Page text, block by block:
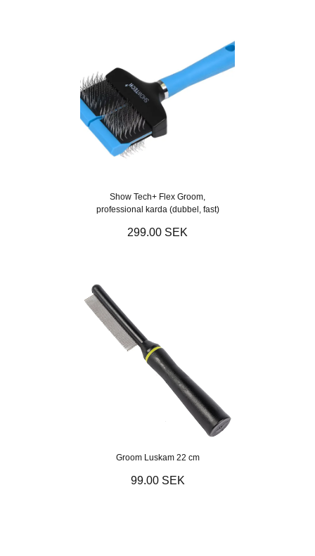
Show Tech+ Flex Groom,
professional karda (dubbel, fast)
299.00 SEK
Groom Luskam 22 cm
99.00 SEK